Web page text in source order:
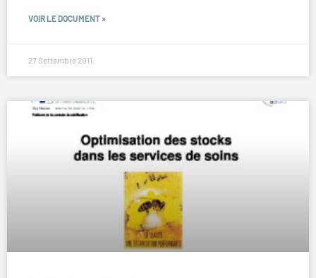
VOIR LE DOCUMENT »
27 Settembre 2011